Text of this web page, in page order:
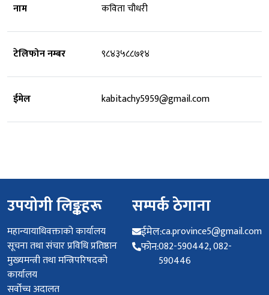
नाम कविता चौधरी
टेलिफोन नम्बर ९८४३५८८७१४
ईमेल kabitachy5959@gmail.com
उपयोगी लिङ्कहरू
महान्यायाधिवक्ताको कार्यालय
सूचना तथा संचार प्रविधि प्रतिष्ठान
मुख्यमन्त्री तथा मन्त्रिपरिषदको
कार्यालय
सर्वोच्च अदालत
सम्पर्क ठेगाना
ईमेल:ca.province5@gmail.com
फोन:082-590442, 082-
590446